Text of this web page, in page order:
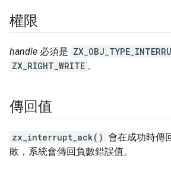
權限
handle 必須是
ZX_RIGHT_WRITE 。
傳回值
zx_interrupt_ack() 會在成功時傳
敗，系統會傳回負數錯誤值。